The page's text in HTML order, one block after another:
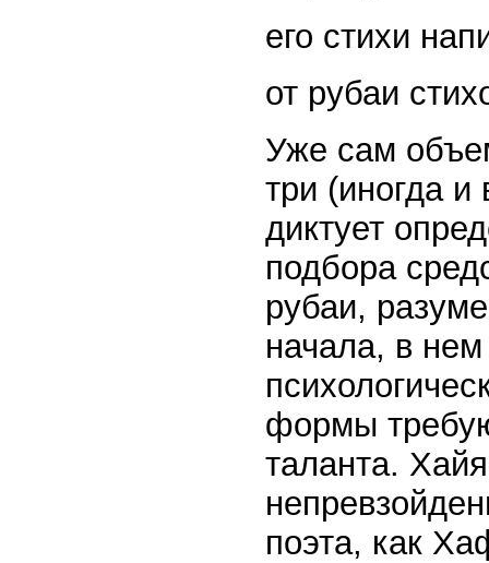
его стихи
от рубаи
Уже сам
три (иногда
диктует
подбора
рубаи,
начала, в
формы
таланта.
поэта, как